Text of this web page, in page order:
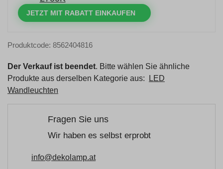
JETZT MIT RABATT EINKAUFEN
Produktcode: 8562404816
Der Verkauf ist beendet. Bitte wählen Sie ähnliche
Produkte aus derselben Kategorie aus:
LED
Wandleuchten
Fragen Sie uns
Wir haben es selbst erprobt
info@dekolamp.at